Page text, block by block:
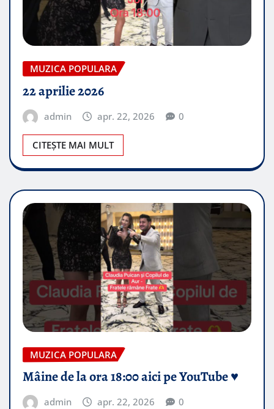
MUZICA POPULARA
22 aprilie 2026
admin apr. 22, 2026 0
CITEȘTE MAI MULT
MUZICA POPULARA
Mâine de la ora 18:00 aici pe YouTube ♥️
admin apr. 22, 2026 0